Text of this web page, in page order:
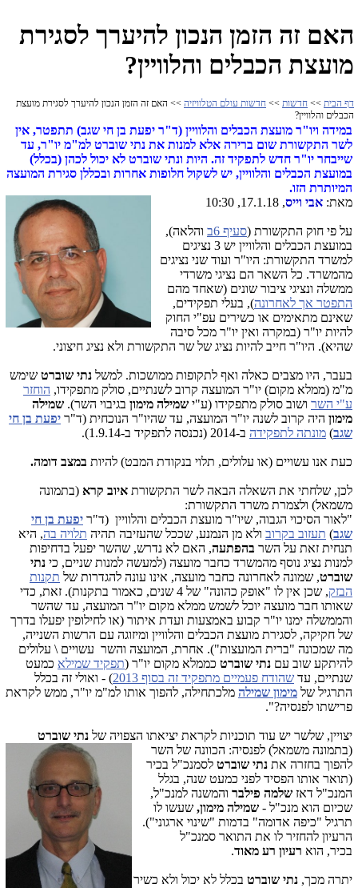
האם זה הזמן הנכון להיערך לסגירת
מועצת הכבלים והלוויין?
דף הבית >> חדשות >> חדשות עולם הטלוויזיה >> האם זה הזמן הנכון להיערך לסגירת מועצת
הכבלים והלוויין?
במידה ויו"ר מועצת הכבלים והלוויין (ד"ר יפעת בן חי שגב) תתפטר, אין
לשר התקשורת שום ברירה אלא למנות את נתי שוברט למ"מ יו"ר, עד
שייבחר יו"ר חדש לתפקיד זה. היות ונתי שוברט לא יכול לכהן (בכלל)
במועצת הכבלים והלוויין, יש לשקול חלופות אחרות ובכללן סגירת המועצה
המיותרת הזו.
מאת: אבי וייס, 17.1.18, 10:30
על פי חוק התקשורת (סעיף 6ב
והלאה),
במועצת הכבלים והלוויין יש 3 נציגים
למשרד התקשורת: היו"ר ועוד שני נציגים
מהמשרד. כל השאר הם נציגי משרדי
ממשלה ונציגי ציבור שונים (שאחד מהם
התפטר אך לאחרונה), בעלי תפקידים,
שאינם מתאימים או כשירים עפ"י החוק
להיות יו"ר (במקרה ואין יו"ר מכל סיבה
שהיא). היו"ר חייב להיות נציג של שר התקשורת ולא נציג חיצוני.
בעבר, היו מצבים כאלה ואף לתקופות ממושכות. למשל נתי שוברט שימש
מ"מ (ממלא מקום) יו"ר המועצה קרוב לשנתיים, סולק מתפקידו, הוחזר
ע"י השר ושוב סולק מתפקידו (ע"י שמילה מימון בגיבוי השר). שמילה
מימון היה קרוב לשנה יו"ר המועצה, עד שהיו"ר הנוכחית (ד"ר יפעת בן חי
שגב) מונתה לתפקידה ב-2014 (נכנסה לתפקיד ב-1.9.14).
כעת אנו עשויים (או עלולים, תלוי בנקודת המבט) להיות במצב דומה.
לכן, שלחתי את השאלה הבאה לשר התקשורת איוב קרא (בתמונה
משמאל) ולצמרת משרד התקשורת:
"לאור הסיכוי הגבוה, שיו"ר מועצת הכבלים והלוויין (ד"ר יפעת בן חי
שגב) תעזוב בקרוב ולא מן הנמנע, שככל שהעזיבה תהיה תלויה בה, היא
תנחית זאת על השר בהפתעה, האם לא נדרש, שהשר יפעל בדחיפות
למנות נציג נוסף מהמשרד כחבר מועצה (למעשה למנות שניים, כי נתי
שוברט, שמונה לאחרונה כחבר מועצה, אינו עונה להגדרות של תקנות
הבזק
, שכן אין לו "אופק כהונה" של 4 שנים, כאמור בתקנות). זאת, כדי
שאותו חבר מועצה יוכל לשמש ממלא מקום יו"ר המועצה, עד שהשר
והממשלה ימנו יו"ר קבוע באמצעות ועדת איתור (או לחילופין יפעלו בדרך
של חקיקה, לסגירת מועצת הכבלים והלוויין ומיזוגה עם הרשות השנייה,
מה שמכונה "ברית המועצות"). אחרת, המועצה והשר עשויים \ עלולים
להיתקע שוב עם נתי שוברט כממלא מקום יו"ר (תפקיד שמילא כמעט
שנתיים, עד שהודח פעמיים מתפקיד זה בסוף 2013
) - ואולי זה בכלל
התרגיל של מימון שמילה מלכתחילה, להפוך אותו למ"מ יו"ר, ממש לקראת
פרישתו לפנסיה?".
יצויין, שלשר יש עוד תוכניות לקראת יציאתו הצפויה של נתי שוברט
(בתמונה משמאל) לפנסיה: הכוונה של השר
להפוך בחזרה את נתי שוברט לסמנכ"ל בכיר
(תואר אותו הפסיד לפני כמעט שנה, בגלל
המנכ"ל דאז שלמה פילבר והמשנה למנכ"ל,
שכיום הוא מנכ"ל - שמילה מימון, שעשו לו
תרגיל "כיפה אדומה" בדמות "שינוי ארגוני").
הרעיון להחזיר לו את התואר סמנכ"ל
בכיר, הוא רעיון רע מאוד.
יתרה מכך, נתי שוברט בכלל לא יכול ולא כשיר